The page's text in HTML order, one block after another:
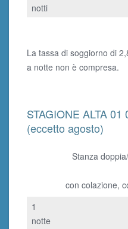
notti
La tassa di soggiorno di
a notte non è compresa.
STAGIONE ALTA
(eccetto agosto)
Stanza
con colazione,
1
notte